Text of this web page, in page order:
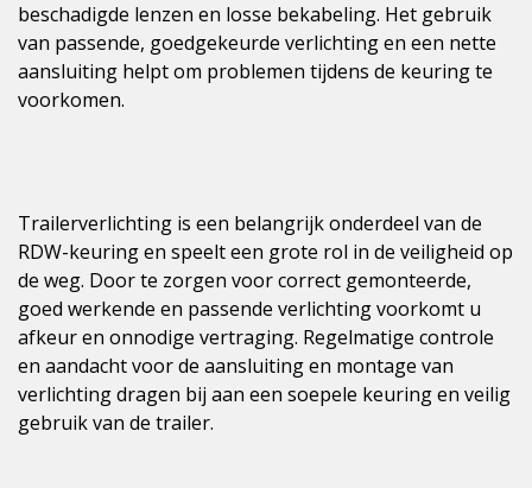
beschadigde lenzen en losse bekabeling. Het gebruik
van passende, goedgekeurde verlichting en een nette
aansluiting helpt om problemen tijdens de keuring te
voorkomen.
Trailerverlichting is een belangrijk onderdeel van de
RDW-keuring en speelt een grote rol in de veiligheid op
de weg. Door te zorgen voor correct gemonteerde,
goed werkende en passende verlichting voorkomt u
afkeur en onnodige vertraging. Regelmatige controle
en aandacht voor de aansluiting en montage van
verlichting dragen bij aan een soepele keuring en veilig
gebruik van de trailer.